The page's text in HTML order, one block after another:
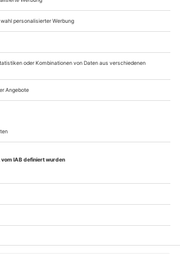
tanzplattform
26. Februar in Dresden statt. Die Jury
Zeitgenossen: Eszter Salamon,
Winkler, Anna Konjetzky, Malou
Laurent Chétouane, Sebastian
Antje Pfundtner, Ioannis
Mazliah, May Zarhy....
Kritikerumfrage Newsletter